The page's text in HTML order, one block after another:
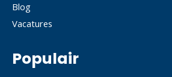
Blog
Vacatures
Populair